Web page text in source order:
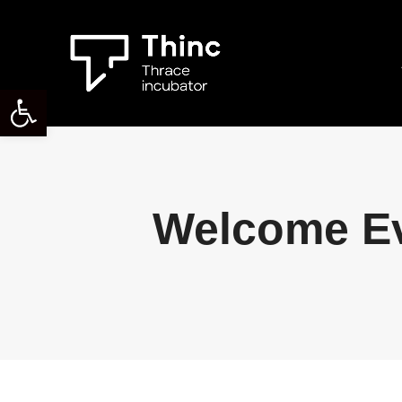
Ανοίξτε τη γραμμή εργαλείων
Welcome